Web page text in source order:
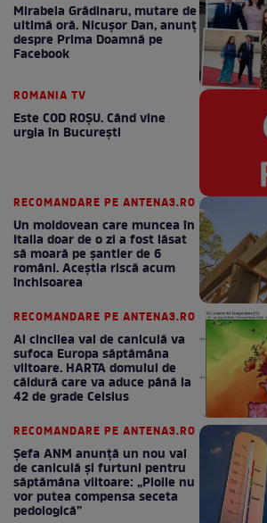
Mirabela Grădinaru, mutare de
ultimă oră. Nicuşor Dan, anunţ
despre Prima Doamnă pe
Facebook
ROMANIA TV
Este COD ROŞU. Când vine
urgia în Bucureşti
RECOMANDARE PE ANTENA3.RO
Un moldovean care muncea în
Italia doar de o zi a fost lăsat
să moară pe şantier de 6
români. Aceștia riscă acum
închisoarea
RECOMANDARE PE ANTENA3.RO
Al cincilea val de caniculă va
sufoca Europa săptămâna
viitoare. HARTA domului de
căldură care va aduce până la
42 de grade Celsius
RECOMANDARE PE ANTENA3.RO
Șefa ANM anunță un nou val
de caniculă și furtuni pentru
săptămâna viitoare: „Ploile nu
vor putea compensa seceta
pedologică”